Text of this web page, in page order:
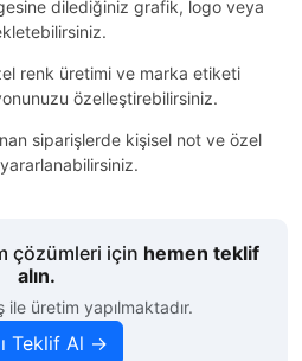
dilediğiniz grafik, logo veya
renk üretimi ve marka etiketi
özelleştirebilirsiniz.
siparişlerde kişisel not ve özel
çözümleri için hemen teklif
alın.
ile üretim yapılmaktadır.
Teklif Al →